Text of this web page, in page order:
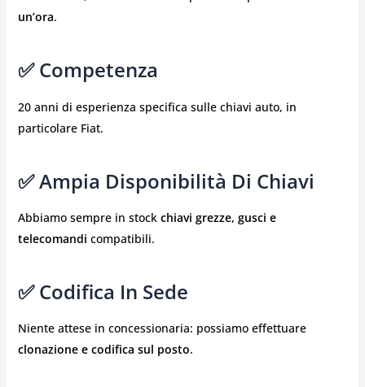
un’ora.
✅ Competenza
20 anni di esperienza specifica sulle chiavi auto, in
particolare Fiat.
✅ Ampia Disponibilità Di Chiavi
Abbiamo sempre in stock chiavi grezze, gusci e
telecomandi compatibili.
✅ Codifica In Sede
Niente attese in concessionaria: possiamo effettuare
clonazione e codifica sul posto.